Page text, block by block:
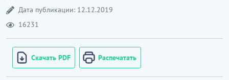
Дата публикации: 12.12.2019
16231
Скачать PDF Распечатать